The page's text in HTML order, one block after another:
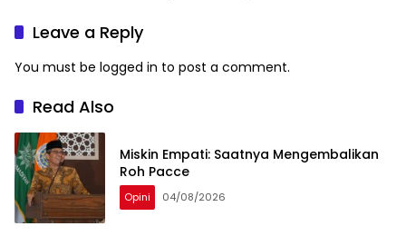
Leave a Reply
You must be logged in to post a comment.
Read Also
Miskin Empati: Saatnya Mengembalikan
Roh Pacce
Opini 04/08/2026